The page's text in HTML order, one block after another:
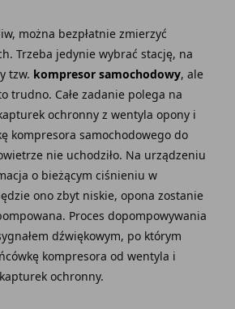
można bezpłatnie zmierzyć
Trzeba jedynie wybrać stację, na
tzw. kompresor samochodowy, ale
trudno. Całe zadanie polega na
ochronny z wentyla opony i
kompresora samochodowego do
nie uchodziło. Na urządzeniu
o bieżącym ciśnieniu w
ono zbyt niskie, opona zostanie
Proces dopompowywania
dźwiękowym, po którym
kompresora od wentyla i
ochronny.